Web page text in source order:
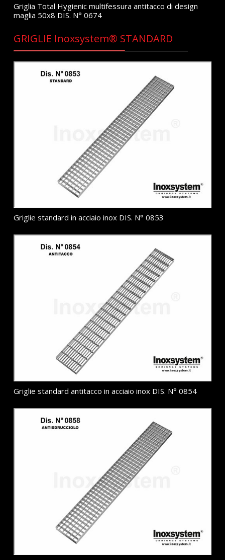
Griglia Total Hygienic multifessura antitacco di design
maglia 50x8 DIS. N° 0674
GRIGLIE Inoxsystem® STANDARD
Griglie standard in acciaio inox DIS. N° 0853
Griglie standard antitacco in acciaio inox DIS. N° 0854